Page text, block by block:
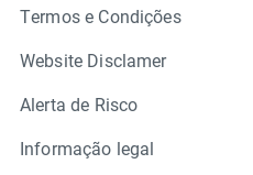
Termos e Condições
Website Disclamer
Alerta de Risco
Informação legal